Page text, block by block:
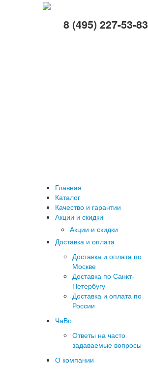
8 (495) 227-53-83
Главная
Каталог
Качество и гарантии
Акции и скидки
Акции и скидки
Доставка и оплата
Доставка и оплата по
Москве
Доставка по Санкт-
Петербугу
Доставка и оплата по
России
ЧаВо
Ответы на часто
задаваемые вопросы
О компании